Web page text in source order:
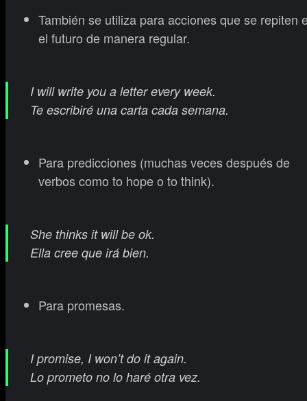
También se utiliza para acciones que se repiten
el futuro de manera regular.
I will write you a letter every week.
Te escribiré una carta cada semana.
Para predicciones (muchas veces después de
verbos como to hope o to think).
She thinks it will be ok.
Ella cree que irá bien.
Para promesas.
I promise, I won’t do it again.
Lo prometo no lo haré otra vez.